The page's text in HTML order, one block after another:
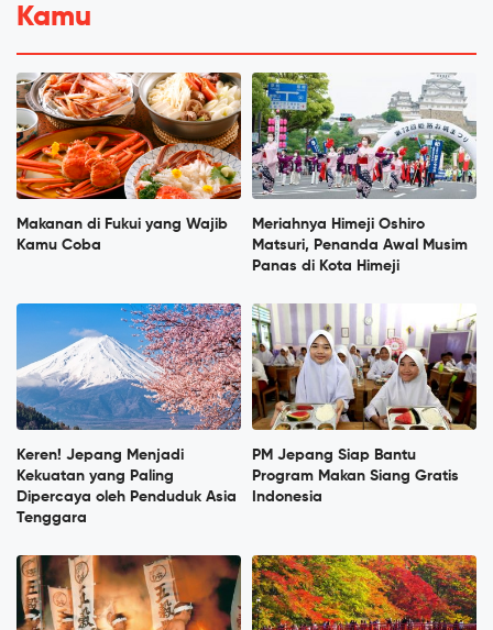
Kamu
Makanan di Fukui yang Wajib
Kamu Coba
Meriahnya Himeji Oshiro
Matsuri, Penanda Awal Musim
Panas di Kota Himeji
Keren! Jepang Menjadi
Kekuatan yang Paling
Dipercaya oleh Penduduk Asia
Tenggara
PM Jepang Siap Bantu
Program Makan Siang Gratis
Indonesia